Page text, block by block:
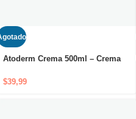
Atoderm Crema 500ml – Crema
nutritivo y protector
$39,99